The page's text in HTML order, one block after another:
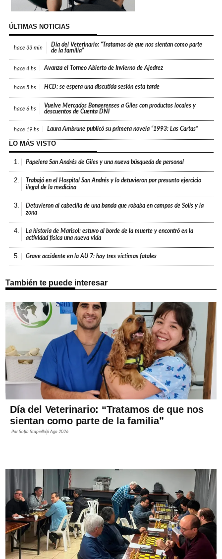
ÚLTIMAS NOTICIAS
hace 33 min
Día del Veterinario: “Tratamos de que nos sientan como parte
de la familia”
hace 4 hs Avanza el Torneo Abierto de Invierno de Ajedrez
hace 5 hs HCD: se espera una discutida sesión esta tarde
hace 6 hs
Vuelve Mercados Bonaerenses a Giles con productos locales y
descuentos de Cuenta DNI
hace 19 hs Laura Ambrune publicó su primera novela “1993: Las Cartas”
LO MÁS VISTO
1. Papelera San Andrés de Giles y una nueva búsqueda de personal
2.
Trabajó en el Hospital San Andrés y lo detuvieron por presunto ejercicio
ilegal de la medicina
3.
Detuvieron al cabecilla de una banda que robaba en campos de Solís y la
zona
4.
La historia de Marisol: estuvo al borde de la muerte y encontró en la
actividad física una nueva vida
5. Grave accidente en la AU 7: hay tres víctimas fatales
También te puede interesar
Día del Veterinario: “Tratamos de que nos
sientan como parte de la familia”
PorSofía Stupiello6 Ago 2026